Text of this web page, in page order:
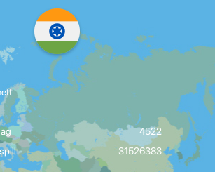
4522
31526383